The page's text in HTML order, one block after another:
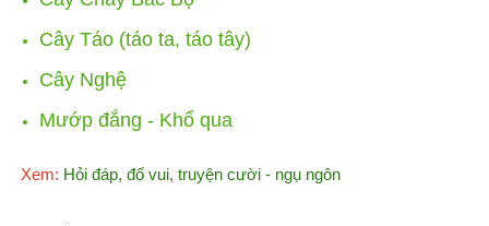
Cây Táo (táo ta, táo tây)
Cây Nghệ
Mướp đắng - Khổ qua
Xem: Hỏi đáp, đố vui, truyện cười - ngụ ngôn